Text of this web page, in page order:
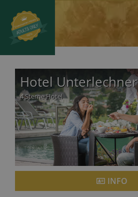
Hotel Unterlechner
4 Sterne Hotel
INFO